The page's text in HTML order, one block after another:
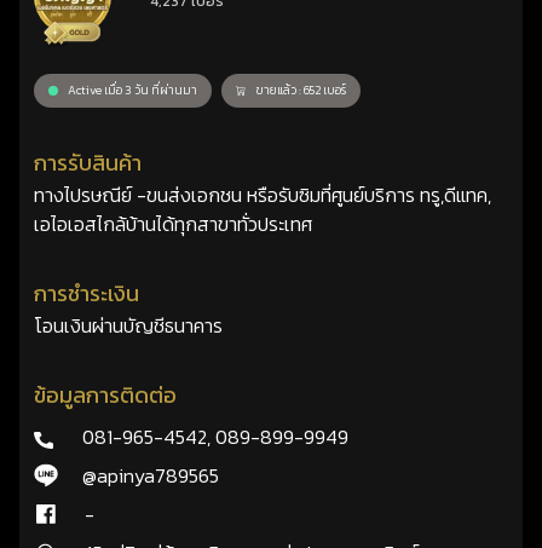
เลขศาสตร์
Active เมื่อ 3 วัน ที่ผ่านมา ขายแล้ว : 652 เบอร์
การรับสินค้า
ทางไปรษณีย์ -ขนส่งเอกชน หรือรับซิมที่ศูนย์บริการ ทรู,ดีแทค,
เอไอเอสไกล้บ้านได้ทุกสาขาทั่วประเทศ
การชำระเงิน
โอนเงินผ่านบัญชีธนาคาร
ข้อมูลการติดต่อ
081-965-4542,089-899-9949
@apinya789565
-